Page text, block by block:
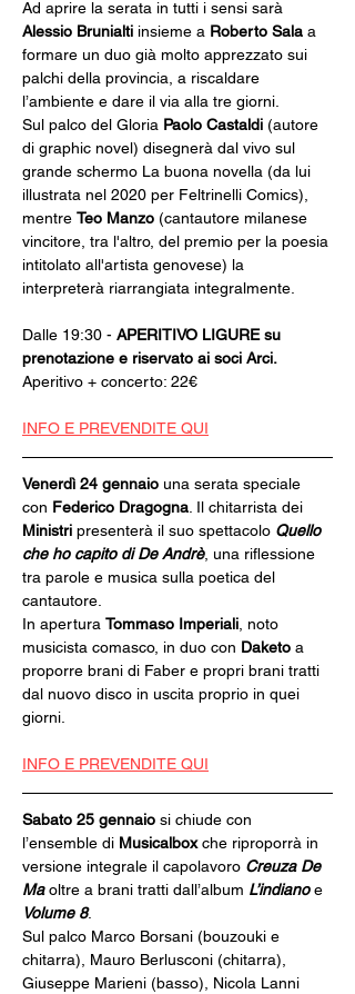
Ad aprire la serata in tutti i sensi sarà
Alessio Brunialti insieme a Roberto Sala a
formare un duo già molto apprezzato sui
palchi della provincia, a riscaldare
l’ambiente e dare il via alla tre giorni.
Sul palco del Gloria Paolo Castaldi (autore
di graphic novel) disegnerà dal vivo sul
grande schermo La buona novella (da lui
illustrata nel 2020 per Feltrinelli Comics),
mentre Teo Manzo (cantautore milanese
vincitore, tra l'altro, del premio per la poesia
intitolato all'artista genovese) la
interpreterà riarrangiata integralmente.
Dalle 19:30 - APERITIVO LIGURE su
prenotazione e riservato ai soci Arci.
Aperitivo + concerto: 22€
INFO E PREVENDITE QUI
Venerdì 24 gennaio una serata speciale
con Federico Dragogna . Il chitarrista dei
Ministri presenterà il suo spettacolo Quello
che ho capito di De Andrè, una riflessione
tra parole e musica sulla poetica del
cantautore.
In apertura Tommaso Imperiali , noto
musicista comasco, in duo con Daketo a
proporre brani di Faber e propri brani tratti
dal nuovo disco in uscita proprio in quei
giorni.
INFO E PREVENDITE QUI
Sabato 25 gennaio si chiude con
l’ensemble di Musicalbox che riproporrà in
versione integrale il capolavoro Creuza De
Ma oltre a brani tratti dall’album L’indiano e
Volume 8.
Sul palco Marco Borsani (bouzouki e
chitarra), Mauro Berlusconi (chitarra),
Giuseppe Marieni (basso), Nicola Lanni